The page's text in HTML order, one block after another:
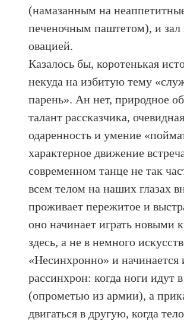
(намазанным на
печеночным паштетом), и зал
овацией.
Казалось бы, коротенькая
некуда на избитую тему
парень». Ан нет, природное
талант рассказчика,
одаренность и умение
характерное движение
современном танце не так
всем телом на наших глазах
проживает пережитое и
оно начинает играть новыми
здесь, а не в немного
«Несинхронно» и начинается
рассинхрон: когда ноги идут
(опрометью из армии), а
двигаться в другую, когда